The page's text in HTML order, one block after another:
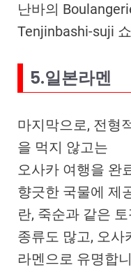
난바의
Tenjinbashi-suji
5.일본라멘
마지막으로, 전형
을 먹지 않고는
오사카 여행을 완
향긋한 국물에 제
란, 죽순과 같은
종류도 많고, 오사
라멘으로 유명합